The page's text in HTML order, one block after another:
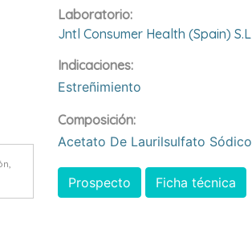
Laboratorio:
Jntl Consumer Health (spain) S.l
Indicaciones:
Estreñimiento
Composición:
Acetato De Laurilsulfato Sódico
Prospecto Ficha técnica